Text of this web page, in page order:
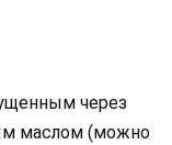
через
маслом (можно